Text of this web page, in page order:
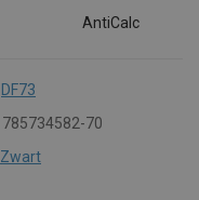
AntiCalc
DF73
785734582-70
Zwart